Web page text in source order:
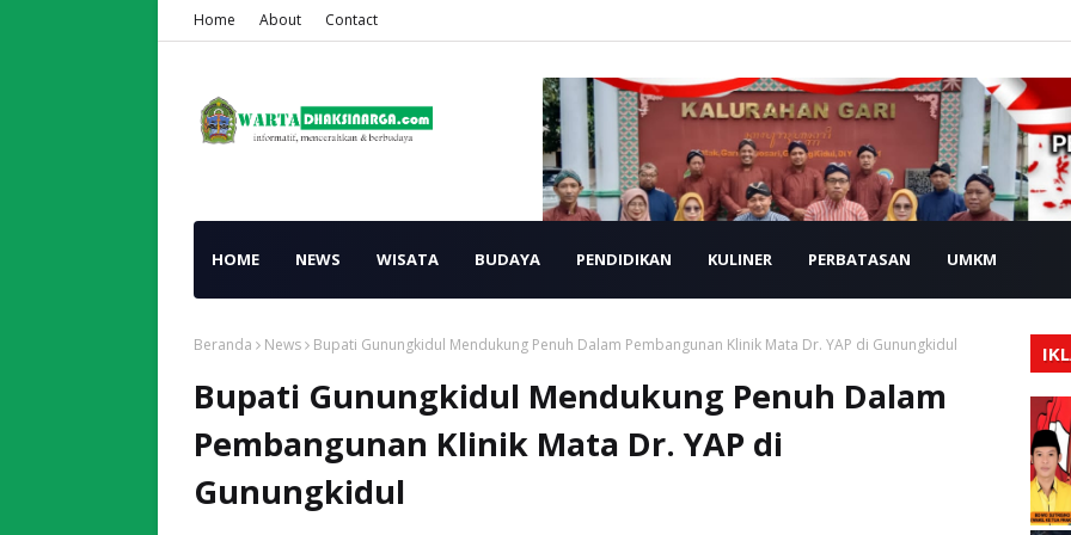
Home About Contact
HOME NEWS WISATA BUDAYA PENDIDIKAN KULINER PERBATASAN UMKM
Beranda News Bupati Gunungkidul Mendukung Penuh Dalam Pembangunan Klinik Mata Dr. YAP di Gunungkidul
Bupati Gunungkidul Mendukung Penuh Dalam
Pembangunan Klinik Mata Dr. YAP di
Gunungkidul